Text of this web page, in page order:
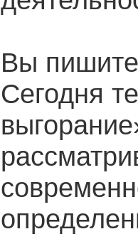
Вы
Сегодня